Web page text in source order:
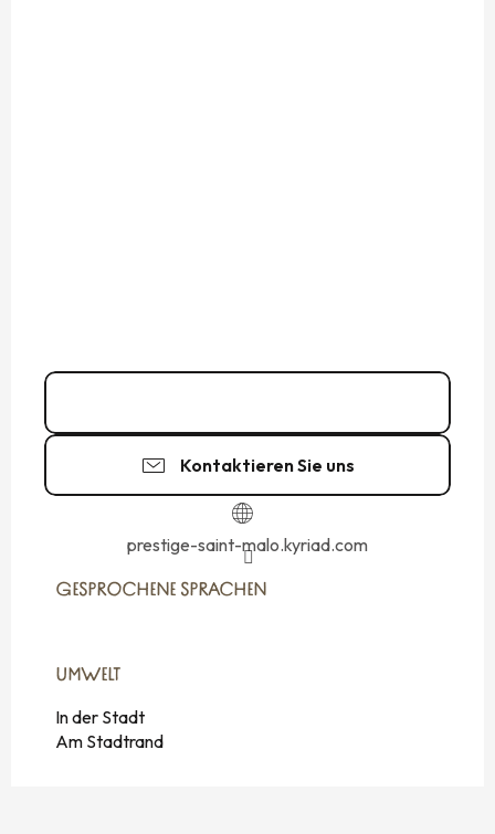
Kontaktieren Sie uns
prestige-saint-malo.kyriad.com
GESPROCHENE SPRACHEN
GESPROCHENE SPRACHEN
UMWELT
UMWELT
In der Stadt
Am Stadtrand